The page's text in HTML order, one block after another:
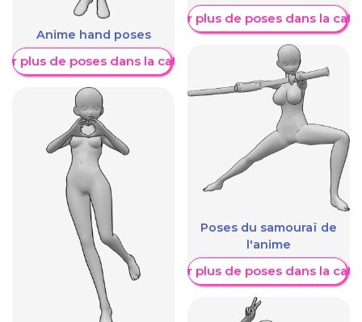
Anime hand poses
plus de poses dans la catégorie
Afficher plus de poses dans la
Poses du samouraï de
l'anime
Afficher plus de poses dans la